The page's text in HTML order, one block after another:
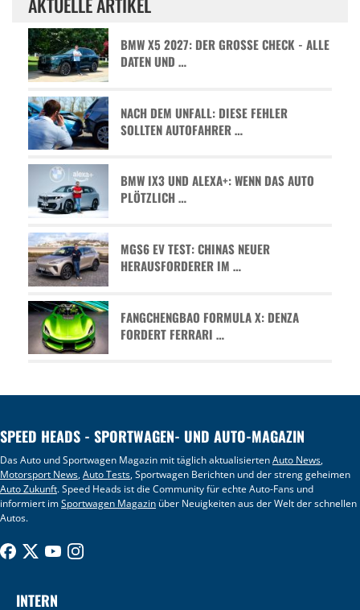
BMW X5 2027: DER GROSSE CHECK - ALLE D
ATEN UND …
NACH DEM UNFALL: DIESE FEHLER
SOLLTEN AUTOFAHRER …
BMW IX3 UND ALEXA+: WENN DAS AUTO
PLÖTZLICH …
MGS6 EV TEST: CHINAS NEUER
HERAUSFORDERER IM …
FANGCHENGBAO FORMULA X: DENZA
FORDERT FERRARI …
SPEED HEADS - SPORTWAGEN- UND AUTO-MAGAZIN
Das Auto und Sportwagen Magazin mit täglich aktualisiertenAuto News,
Motorsport News,Auto Tests, Sportwagen Berichten und der streng geheimen
Auto Zukunft. Speed Heads ist die Community für echte Auto-Fans und
informiert imSportwagen Magazin über Neuigkeiten aus der Welt der schnellen
Autos.
INTERN